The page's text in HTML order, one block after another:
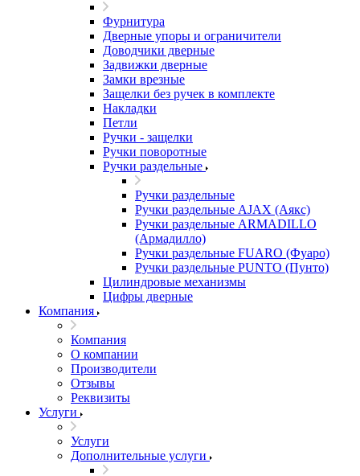
Фурнитура
Дверные упоры и ограничители
Доводчики дверные
Задвижки дверные
Замки врезные
Защелки без ручек в комплекте
Накладки
Петли
Ручки - защелки
Ручки поворотные
Ручки раздельные
Ручки раздельные
Ручки раздельные AJAX (Аякс)
Ручки раздельные ARMADILLO
(Армадилло)
Ручки раздельные FUARO (Фуаро)
Ручки раздельные PUNTO (Пунто)
Цилиндровые механизмы
Цифры дверные
Компания
Компания
О компании
Производители
Отзывы
Реквизиты
Услуги
Услуги
Дополнительные услуги